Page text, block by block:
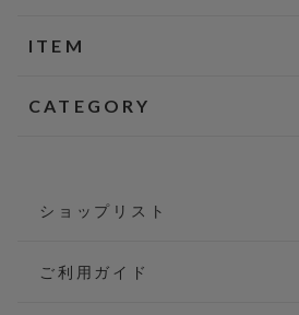
ITEM
CATEGORY
ショップリスト
ご利用ガイド